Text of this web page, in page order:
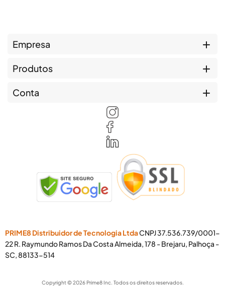
Empresa
Produtos
Conta
PRIME8 Distribuidor de Tecnologia LtdaCNPJ 37.536.739/0001-
22 R. Raymundo Ramos Da Costa Almeida, 178 - Brejaru, Palhoça -
SC, 88133-514
Copyright © 2026 Prime8 Inc. Todos os direitos reservados.